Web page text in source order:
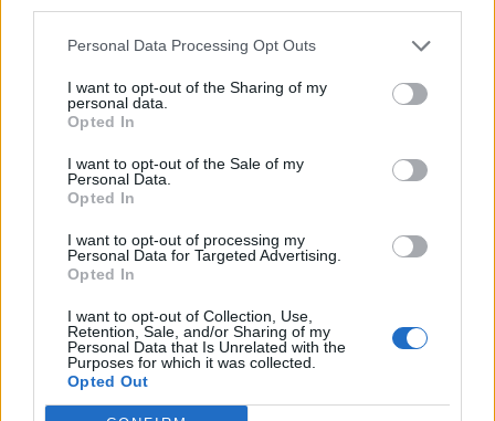
Personal Data Processing Opt Outs
I want to opt-out of the Sharing of my
personal data.
Opted In
I want to opt-out of the Sale of my
Personal Data.
Opted In
I want to opt-out of processing my
Personal Data for Targeted Advertising.
Opted In
I want to opt-out of Collection, Use,
Retention, Sale, and/or Sharing of my
Personal Data that Is Unrelated with the
Purposes for which it was collected.
Opted Out
A keresett cikk a portfolio.hu hírarchívumához
tartozik, melynek olvasása előfizetéses
regisztrációhoz kötött.
Az előfizetés a következőket tartalmazza:
Kötéslisták: BÉT elmúlt 2 év napon belüli
kötéslistái
Előfizetés
MÁR ELŐFIZETŐNK VAGY?